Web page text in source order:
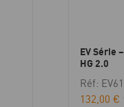
EV Série
HG 2.0
Réf:
132,00 €